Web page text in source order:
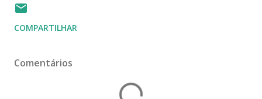
COMPARTILHAR
Comentários